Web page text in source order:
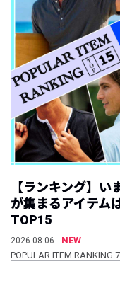
【ランキング】い
が集まるアイテム
TOP15
2026.08.06
NEW
POPULAR ITEM RANKING